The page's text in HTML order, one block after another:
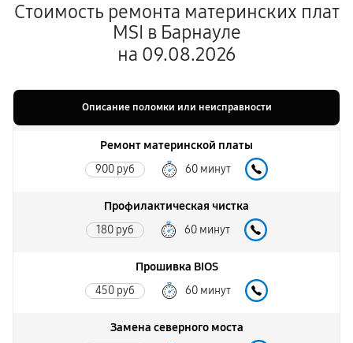
Стоимость ремонта материнских плат
MSI в Барнауле
на 09.08.2026
Описание поломки или неисправности
Ремонт материнской платы
900 руб 60 минут
Профилактическая чистка
180 руб 60 минут
Прошивка BIOS
450 руб 60 минут
Замена северного моста